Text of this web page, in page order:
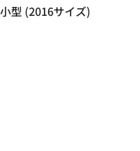
型 (2016サイズ)